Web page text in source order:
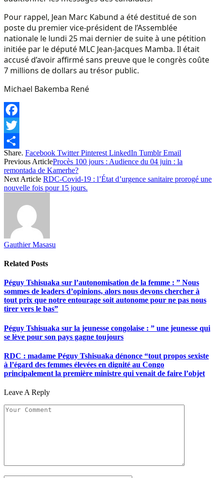
Pour rappel, Jean Marc Kabund a été destitué de son
poste du premier vice-président de l’Assemblée
nationale le lundi 25 mai dernier de suite à une pétition
initiée par le député MLC Jean-Jacques Mamba. Il était
accusé d’avoir affirmé sans preuve que le congrès coûte
7 millions de dollars au trésor public.
Michael Bakemba René
Facebook
Twitter
Share
Share. Facebook Twitter Pinterest LinkedIn Tumblr Email
Previous ArticleProcès 100 jours : Audience du 04 juin : la
remontada de Kamerhe?
Next Article RDC-Covid-19 : l’État d’urgence sanitaire prorogé une
nouvelle fois pour 15 jours.
Gauthier Masasu
Related Posts
Péguy Tshisuaka sur l’autonomisation de la femme : ” Nous
sommes de leaders d’opinions, alors nous devons chercher à
tout prix que notre entourage soit autonome pour ne pas nous
tirer vers le bas”
Péguy Tshisuaka sur la jeunesse congolaise : ” une jeunesse qui
se lève pour son pays gagne toujours
RDC : madame Péguy Tshisuaka dénonce “tout propos sexiste
à l’égard des femmes élevées en dignité au Congo
principalement la première ministre qui venait de faire l’objet
Leave A Reply